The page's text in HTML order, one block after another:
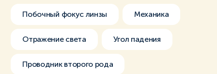
Побочный фокус линзы Механика
Отражение света Угол падения
Проводник второго рода